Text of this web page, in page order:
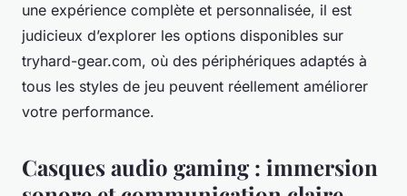
une expérience complète et personnalisée, il est
judicieux d’explorer les options disponibles sur
tryhard-gear.com, où des périphériques adaptés à
tous les styles de jeu peuvent réellement améliorer
votre performance.
Casques audio gaming : immersion